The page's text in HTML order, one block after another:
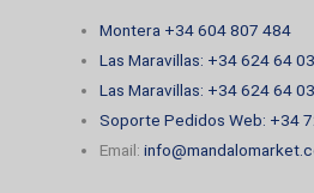
Montera +34 604 807 484
Las Maravillas: +34 624 64
Las Maravillas: +34 624 64
Soporte Pedidos Web: +34
Email: